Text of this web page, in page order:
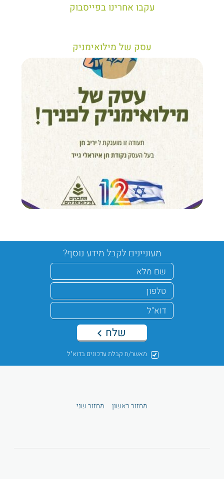
עקבו אחרינו בפייסבוק
עסק של מילואימניק
מעוניינים לקבל מידע נוסף?
מאשר/ת קבלת עדכונים בדוא"ל
שלח
מחזור ראשון מחזור שני